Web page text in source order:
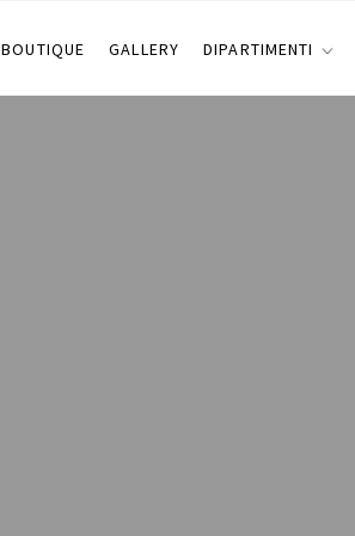
BOUTIQUE GALLERY DIPARTIMENTI